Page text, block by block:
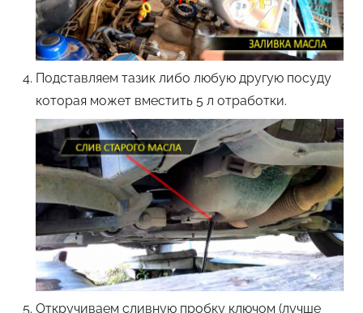
Подставляем тазик либо любую другую посуду
которая может вместить 5 л отработки.
Откручиваем сливную пробку ключом (лучше